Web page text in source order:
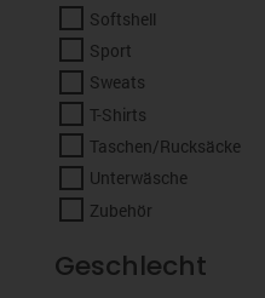
Softshell
Sport
Sweats
T-Shirts
Taschen/Rucksäcke
Unterwäsche
Zubehör
Geschlecht